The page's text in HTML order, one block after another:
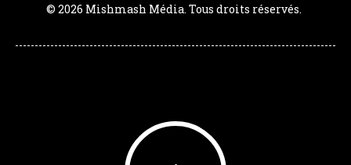
© 2026 Mishmash Média. Tous droits réservés.